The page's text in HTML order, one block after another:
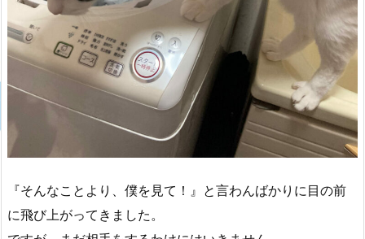
『そんなことより、僕を見て！』と言わんばかりに目の前
に飛び上がってきました。